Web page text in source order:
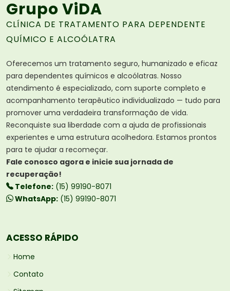
Grupo ViDA
CLÍNICA DE TRATAMENTO PARA DEPENDENTE
QUÍMICO E ALCOÓLATRA
Oferecemos um tratamento seguro, humanizado e eficaz
para dependentes químicos e alcoólatras. Nosso
atendimento é especializado, com suporte completo e
acompanhamento terapêutico individualizado — tudo para
promover uma verdadeira transformação de vida.
Reconquiste sua liberdade com a ajuda de profissionais
experientes e uma estrutura acolhedora. Estamos prontos
para te ajudar a recomeçar.
Fale conosco agora e inicie sua jornada de
recuperação!
Telefone: (15) 99190-8071
WhatsApp: (15) 99190-8071
ACESSO RÁPIDO
Home
Contato